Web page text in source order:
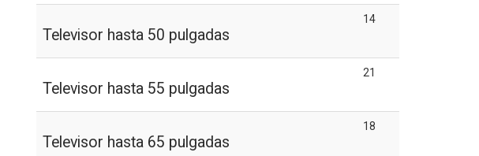
Televisor hasta 50 pulgadas
14
Televisor hasta 55 pulgadas
21
Televisor hasta 65 pulgadas
18